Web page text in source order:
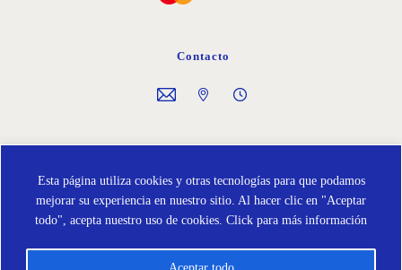
Esta página utiliza cookies y otras tecnologías para que podamos
mejorar su experiencia en nuestro sitio. Al hacer clic en "Aceptar
todo", acepta nuestro uso de cookies. Click para más información
Aceptar todo
Contacto